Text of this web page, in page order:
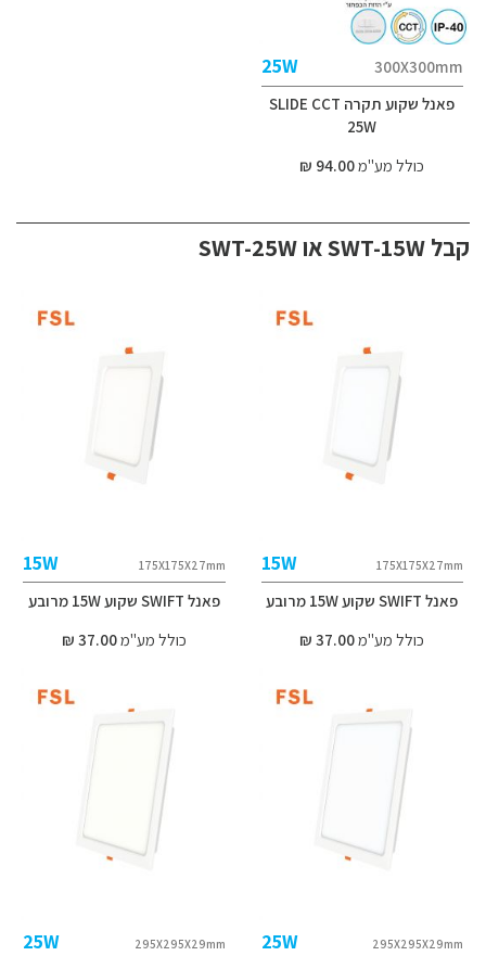
300X300mm
25W
פאנל שקוע תקרה SLIDE CCT
25W
כולל מע"מ94.00 ₪
קבל SWT-15W או SWT-25W
175X175X27mm
15W
פאנל SWIFT שקוע 15W מרובע
כולל מע"מ37.00 ₪
175X175X27mm
15W
פאנל SWIFT שקוע 15W מרובע
כולל מע"מ37.00 ₪
295X295X29mm
25W
295X295X29mm
25W